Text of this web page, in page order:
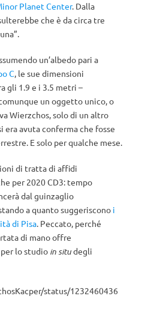
Planet Center. Dalla
che è da circa tre
un’albedo pari a
C, le sue dimensioni
gli 1.9 e i 3.5 metri –
un oggetto unico, o
Wierzchos, solo di un altro
era avuta conferma che fosse
E solo per qualche mese.
di tratta di affidi
per 2020 CD3: tempo
dal guinzaglio
a quanto suggeriscono i
di Pisa. Peccato, perché
di mano offre
lo studio in situdegli
status/1232460436